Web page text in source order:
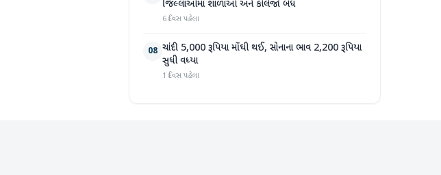
જિલ્લાઓમાં શાળાઓ અને કોલેજો બંધ
6 દિવસ પહેલા
08 ચાંદી 5,000 રૂપિયા મોંઘી થઈ, સોનાના ભાવ 2,200 રૂપિયા
સુધી વધ્યા
1 દિવસ પહેલા